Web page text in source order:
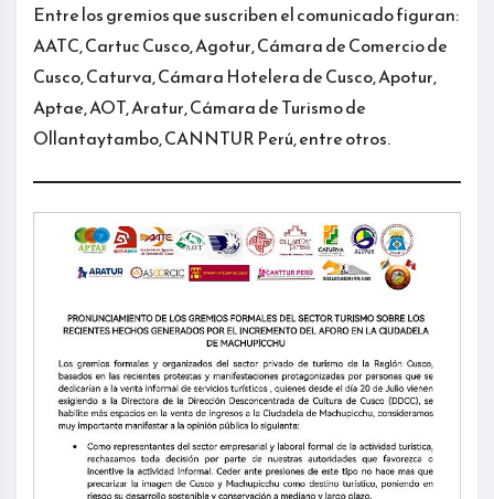
Entre los gremios que suscriben el comunicado figuran:
AATC, Cartuc Cusco, Agotur, Cámara de Comercio de
Cusco, Caturva, Cámara Hotelera de Cusco, Apotur,
Aptae, AOT, Aratur, Cámara de Turismo de
Ollantaytambo, CANNTUR Perú, entre otros.